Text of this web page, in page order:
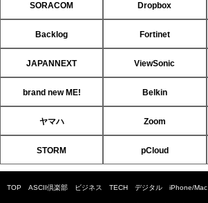
SORACOM Dropbox
Backlog Fortinet
JAPANNEXT ViewSonic
brand new ME! Belkin
ヤマハ Zoom
STORM pCloud
TOP ASCII倶楽部 ビジネス TECH デジタル iPhone/Mac